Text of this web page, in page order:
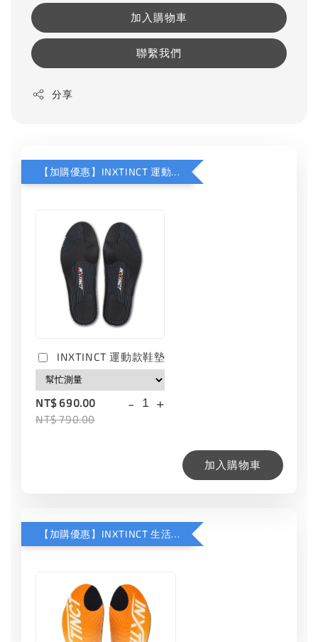
加入購物車
聯繫我們
分享
【加購優惠】INXTINCT 運動款鞋墊
INXTINCT 運動款鞋墊
NT$ 690.00
NT$ 790.00
- +
加入購物車
【加購優惠】INXTINCT 生活日用鞋墊